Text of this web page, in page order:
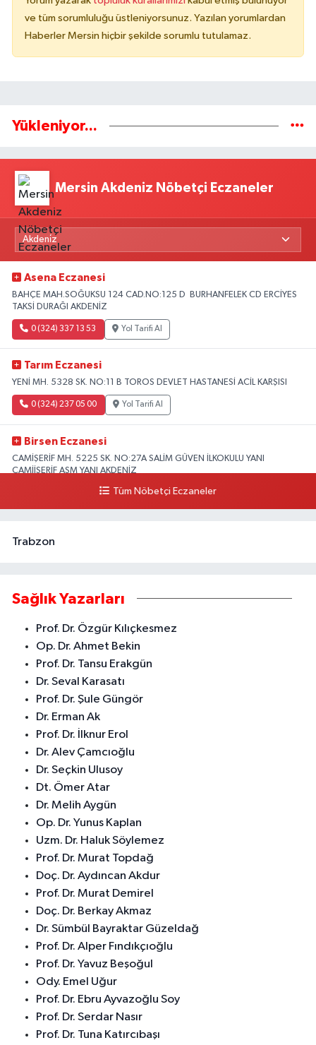
ve tüm sorumluluğu üstleniyorsunuz. Yazılan yorumlardan
Haberler Mersin hiçbir şekilde sorumlu tutulamaz.
Yükleniyor...
Mersin Akdeniz Nöbetçi Eczaneler
Asena Eczanesi
BAHÇE MAH.SOĞUKSU 124 CAD.NO:125 D BURHANFELEK CD ERCİYES
TAKSİ DURAĞI AKDENİZ
0 (324) 337 13 53 Yol Tarifi Al
Tarım Eczanesi
YENİ MH. 5328 SK. NO:11 B TOROS DEVLET HASTANESİ ACİL KARŞISI
0 (324) 237 05 00 Yol Tarifi Al
Birsen Eczanesi
CAMİŞERİF MH. 5225 SK. NO:27A SALİM GÜVEN İLKOKULU YANI
CAMİİŞERİF ASM YANI AKDENİZ
Yol Tarifi Al
Tüm Nöbetçi Eczaneler
Trabzon
Sağlık Yazarları
Prof. Dr. Özgür Kılıçkesmez
Op. Dr. Ahmet Bekin
Prof. Dr. Tansu Erakgün
Dr. Seval Karasatı
Prof. Dr. Şule Güngör
Dr. Erman Ak
Prof. Dr. İlknur Erol
Dr. Alev Çamcıoğlu
Dr. Seçkin Ulusoy
Dt. Ömer Atar
Dr. Melih Aygün
Op. Dr. Yunus Kaplan
Uzm. Dr. Haluk Söylemez
Prof. Dr. Murat Topdağ
Doç. Dr. Aydıncan Akdur
Prof. Dr. Murat Demirel
Doç. Dr. Berkay Akmaz
Dr. Sümbül Bayraktar Güzeldağ
Prof. Dr. Alper Fındıkçıoğlu
Prof. Dr. Yavuz Beşoğul
Ody. Emel Uğur
Prof. Dr. Ebru Ayvazoğlu Soy
Prof. Dr. Serdar Nasır
Prof. Dr. Tuna Katırcıbaşı